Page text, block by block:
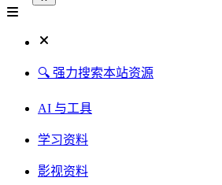
🔍 强力搜索本站资源
AI 与工具
学习资料
影视资料